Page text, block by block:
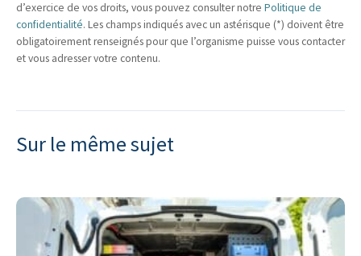
d’exercice de vos droits, vous pouvez consulter notre Politique de
confidentialité. Les champs indiqués avec un astérisque (*) doivent être
obligatoirement renseignés pour que l’organisme puisse vous contacter
et vous adresser votre contenu.
Sur le même sujet